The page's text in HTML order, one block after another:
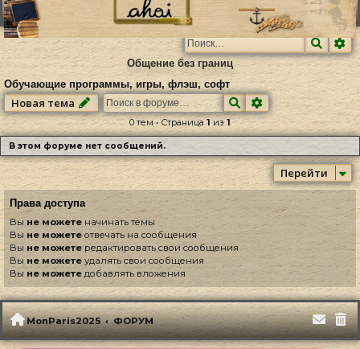
MonParis2025 Изучение французского языка Обучающие программы, игры, флэш, софт
Поиск
Общение без границ
Обучающие программы, игры, флэш, софт
Новая тема ПоискРасширенный
0 тем • Страница1из 1
В этом форуме нет сообщений.
Перейти
Права доступа
Выне можете начинать темы
Вы не можетеотвечать на сообщения
Вы не можетередактировать свои сообщения
Вы не можете удалять свои сообщения
Вы не можетедобавлять вложения
MonParis2025 ФОРУМ